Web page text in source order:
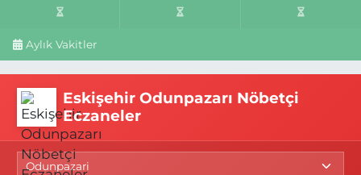
Aylık Vakitler
Eskişehir Odunpazarı Nöbetçi
Eczaneler